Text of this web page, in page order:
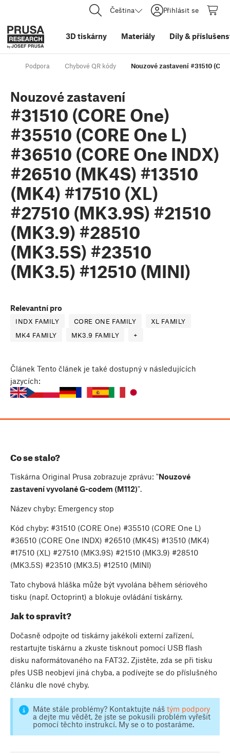
Čeština Přihlásit se
3D tiskárny Materiály Díly&
Podpora Chybové QR kódy Nouzové zastavení #31510
Nouzové zastavení
#31510 (CORE One)
#35510 (CORE One L)
#36510 (CORE One INDX)
#26510 (MK4S) #13510
(MK4) #17510 (XL)
#27510 (MK3.9S) #21510
(MK3.9) #28510
(MK3.5S) #23510
(MK3.5) #12510 (MINI)
Relevantní pro
INDX FAMILY CORE ONE FAMILY
XL FAMILY
MK4 FAMILY
MK3.9 FAMILY +
Článek Tento článek je také dostupný v následujících
jazycích:
Co se stalo?
Tiskárna Original Prusa zobrazuje zprávu: "Nouzové
zastavení vyvolané G-codem (M112)".
Název chyby: Emergency stop
Kód chyby: #31510 (CORE One) #35510 (CORE One L)
#36510 (CORE One INDX) #26510 (MK4S) #13510 (MK4)
#17510 (XL) #27510 (MK3.9S) #21510 (MK3.9) #28510
(MK3.5S) #23510 (MK3.5) #12510 (MINI)
Tato chybová hláška může být vyvolána během sériového
tisku (např. Octoprint) a blokuje ovládání tiskárny.
Jak to spravit?
Dočasně odpojte od tiskárny jakékoli externí zařízení,
restartujte tiskárnu a zkuste tisknout pomocí USB flash
disku naformátovaného na FAT32. Zjistěte, zda se při tisku
přes USB neobjeví jiná chyba, a podívejte se do příslušného
článku dle nové chyby.
Máte stále problémy? Kontaktujte náš tým podpory
a dejte mu vědět, že jste se pokusili problém vyřešit
pomocí těchto instrukcí. My se o to postaráme.